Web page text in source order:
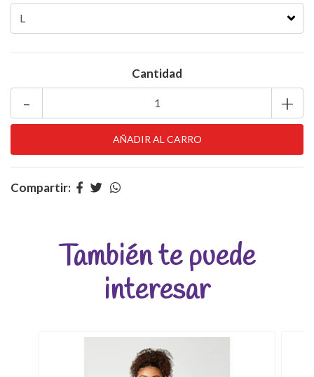
Cantidad
+
-
Compartir:
También te puede
interesar